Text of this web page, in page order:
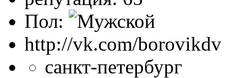
Пол:
http://vk.com/borovikdv
санкт-петербург